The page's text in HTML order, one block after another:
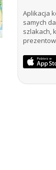
Aplikacja
samych
szlakach,